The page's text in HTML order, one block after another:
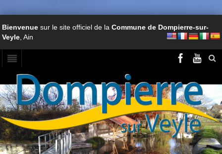
Bienvenuesur le site officiel de laCommune de Dompierre-sur-
Veyle , Ain